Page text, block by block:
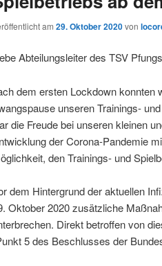
am 29. Oktober 2020von
Abteilungsleiter des TSV
dem ersten Lockdown konnten
unseren Trainings-
die Freude bei unseren kleinen
der Corona-Pandemie
den Trainings- und
dem Hintergrund der aktuellen
Oktober 2020 zusätzliche
Direkt betroffen von
5 des Beschlusses der